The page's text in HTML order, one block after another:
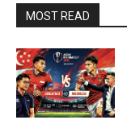
MOST READ